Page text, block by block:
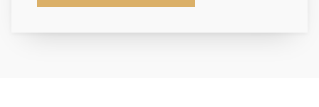
les amateurs de cuisine. Vous découvrirez également